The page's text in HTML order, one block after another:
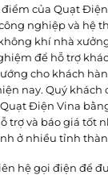
của Quạt
nghiệp và hệ
khí nhà
để hỗ trợ
cho khách
nay. Quý khách
Điện Vina
trợ và báo giá tốt
ở nhiều tỉnh
hệ gọi điện để